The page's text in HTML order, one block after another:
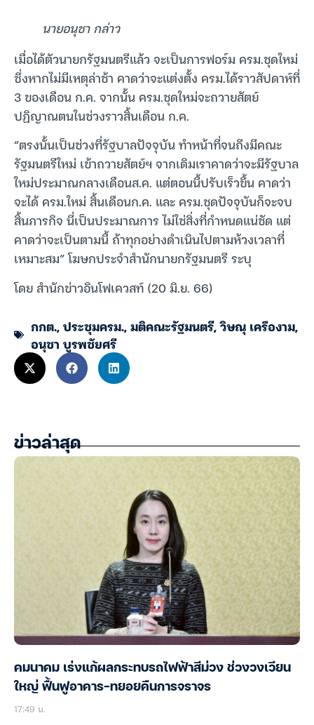
นายอนุชา กล่าว
เมื่อได้ตัวนายกรัฐมนตรีแล้ว จะเป็นการฟอร์ม ครม.ชุดใหม่
ซึ่งหากไม่มีเหตุล่าช้า คาดว่าจะแต่งตั้ง ครม.ได้ราวสัปดาห์ที่
3 ของเดือน ก.ค. จากนั้น ครม.ชุดใหม่จะถวายสัตย์
ปฏิญาณตนในช่วงราวสิ้นเดือน ก.ค.
“ตรงนั้นเป็นช่วงที่รัฐบาลปัจจุบัน ทำหน้าที่จนถึงมีคณะ
รัฐมนตรีใหม่ เข้าถวายสัตย์ฯ จากเดิมเราคาดว่าจะมีรัฐบาล
ใหม่ประมาณกลางเดือนส.ค. แต่ตอนนี้ปรับเร็วขึ้น คาดว่า
จะได้ ครม.ใหม่ สิ้นเดือนก.ค. และ ครม.ชุดปัจจุบันก็จะจบ
สิ้นภารกิจ นี่เป็นประมาณการ ไม่ใช่สิ่งที่กำหนดแน่ชัด แต่
คาดว่าจะเป็นตามนี้ ถ้าทุกอย่างดำเนินไปตามห้วงเวลาที่
เหมาะสม” โฆษกประจำสำนักนายกรัฐมนตรี ระบุ
โดย สำนักข่าวอินโฟเควสท์ (20 มิ.ย. 66)
กกต.,ประชุมครม.,มติคณะรัฐมนตรี,วิษณุ เครืองาม,
อนุชา บูรพชัยศรี
ข่าวล่าสุด
คมนาคม เร่งแก้ผลกระทบรถไฟฟ้าสีม่วง ช่วงวงเวียน
ใหญ่ ฟื้นฟูอาคาร-ทยอยคืนการจราจร
17:49 น.